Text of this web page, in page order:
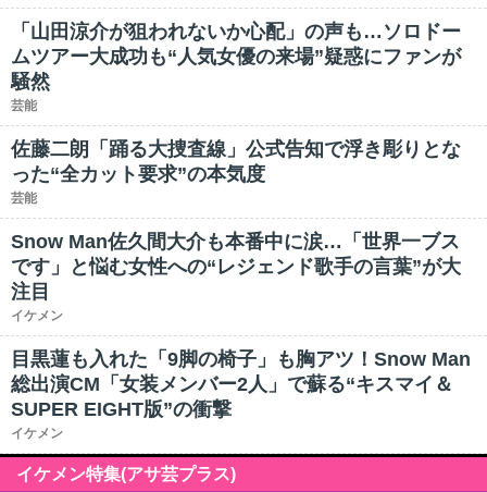
「山田涼介が狙われないか心配」の声も…ソロドー
ムツアー大成功も“人気女優の来場”疑惑にファンが
騒然
芸能
佐藤二朗「踊る大捜査線」公式告知で浮き彫りとな
った“全カット要求”の本気度
芸能
Snow Man佐久間大介も本番中に涙…「世界一ブス
です」と悩む女性への“レジェンド歌手の言葉”が大
注目
イケメン
目黒蓮も入れた「9脚の椅子」も胸アツ！Snow Man
総出演CM「女装メンバー2人」で蘇る“キスマイ＆
SUPER EIGHT版”の衝撃
イケメン
イケメン特集(アサ芸プラス)